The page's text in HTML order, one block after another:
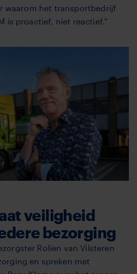
waarom het transportbedrijf
is proactief, niet reactief.”
veiligheid
bezorging
Rolien van Vilsteren
en spreken met